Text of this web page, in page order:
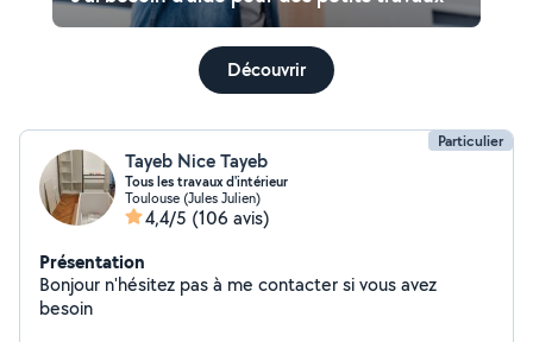
Découvrir
Particulier
Tayeb Nice Tayeb
Tous les travaux d'intérieur
Toulouse (Jules Julien)
4,4/5 (106 avis)
Présentation
Bonjour n'hésitez pas à me contacter si vous avez
besoin